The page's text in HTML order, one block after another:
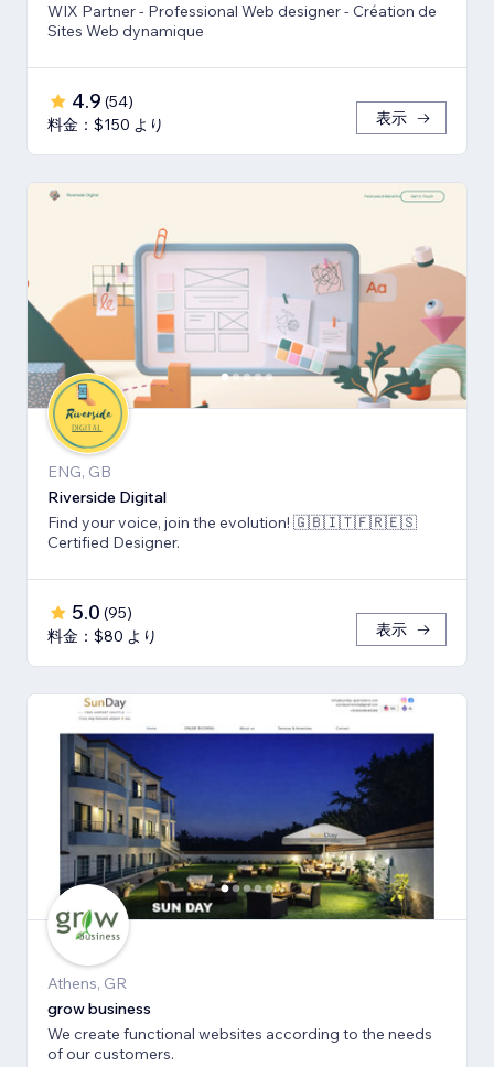
WIX Partner - Professional Web designer - Création de
Sites Web dynamique
4.9 (54)
料金：$150 より
表示
ENG, GB
Riverside Digital
Find your voice, join the evolution! 🇬🇧🇮🇹🇫🇷🇪🇸
Certified Designer.
5.0 (95)
料金：$80 より
表示
Athens, GR
grow business
We create functional websites according to the needs
of our customers.